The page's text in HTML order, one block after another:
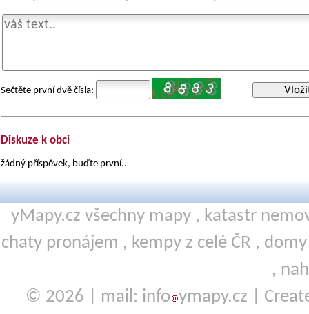
Sečtěte první dvě čísla:
Diskuze k obci
žádný příspěvek, buďte první..
yMapy.cz všechny mapy , katastr
chaty pronájem , kempy z celé ČR ,
,
© 2026 | mail: info ymapy.cz |